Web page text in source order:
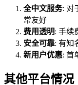
全中文服务: 对
常友好
费用透明: 手续
安全可靠: 有知
新用户优惠: 首
其他平台情况